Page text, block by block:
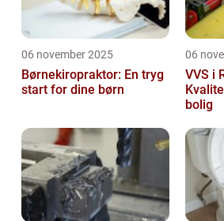
06 november 2025
Børnekiropraktor: En tryg
start for dine børn
06
VVS i
bolig